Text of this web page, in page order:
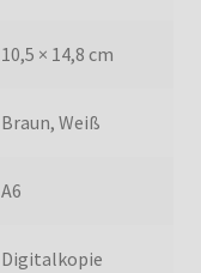
10,5 × 14,8 cm
Braun, Weiß
A6
Digitalkopie